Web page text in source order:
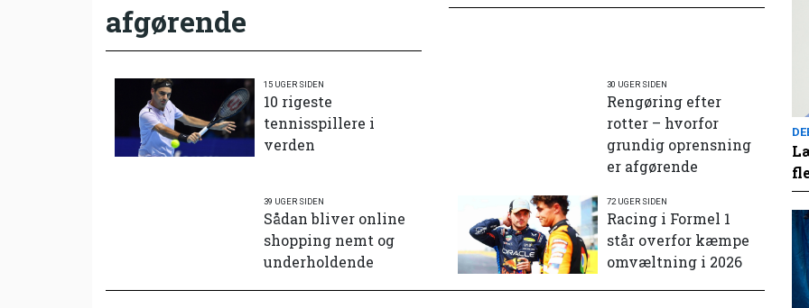
afgørende
15 UGER SIDEN
10 rigeste
tennisspillere i
verden
30 UGER SIDEN
Rengøring efter
rotter – hvorfor
grundig oprensning
er afgørende
39 UGER SIDEN
Sådan bliver online
shopping nemt og
underholdende
72 UGER SIDEN
Racing i Formel 1
står overfor kæmpe
omvæltning i 2026